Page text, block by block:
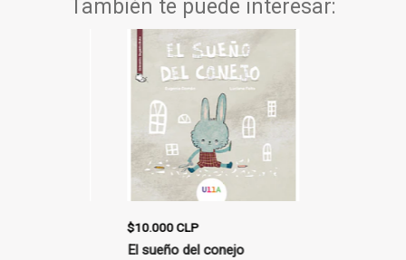
También te puede interesar:
$10.000 CLP
El sueño del conejo